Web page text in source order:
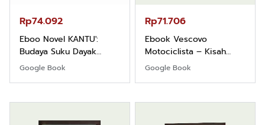
Rp74.092
Eboo Novel KANTU':
Budaya Suku Dayak
Borneo
Google Book
Rp71.706
Ebook Vescovo
Motociclista – Kisah
Nyata Uskup Giulio
Mencuccini, C.P di
Google Book